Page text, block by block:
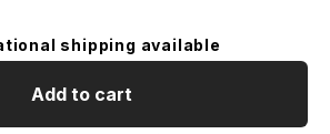
shipping available
Add to cart